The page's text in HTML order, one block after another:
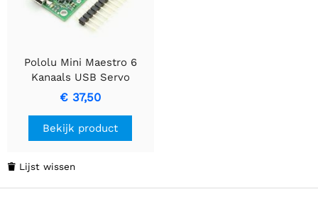
Pololu Mini Maestro 6
Kanaals USB Servo
Controller
€ 37,50
Bekijk product
 Lijst wissen